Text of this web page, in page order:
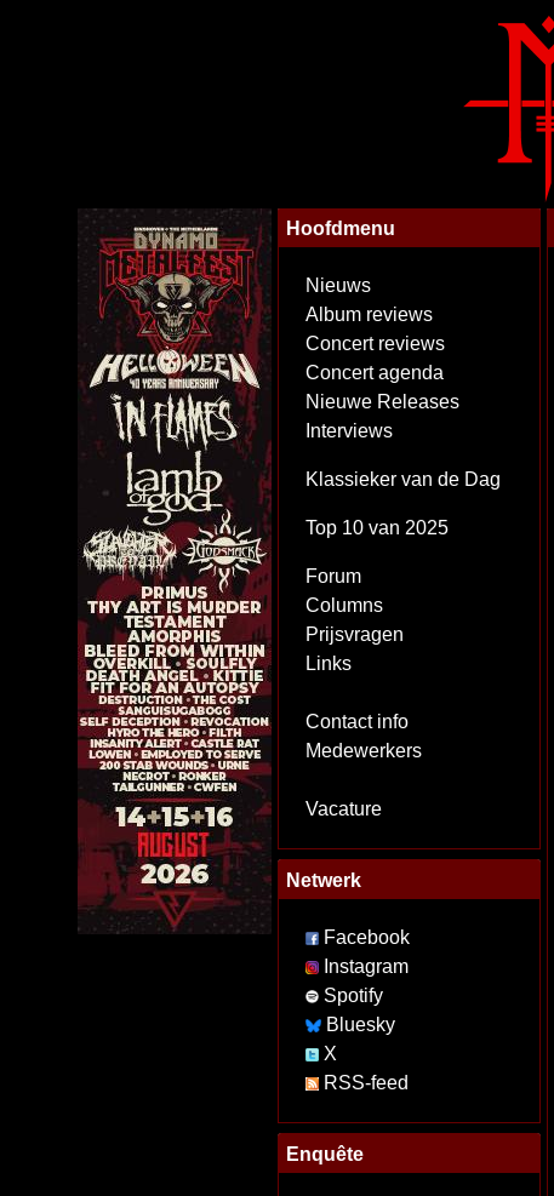
Hoofdmenu
Nieuws
Album reviews
Concert reviews
Concert agenda
Nieuwe Releases
Interviews
Klassieker van de Dag
Top 10 van 2025
Forum
Columns
Prijsvragen
Links
Contact info
Medewerkers
Vacature
Netwerk
Facebook
Instagram
Spotify
Bluesky
X
RSS-feed
Enquête